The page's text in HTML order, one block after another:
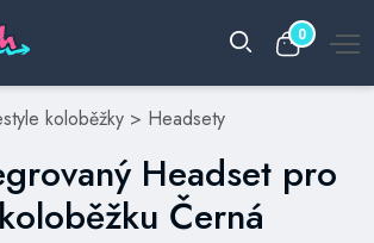
0
koloběžky > Headsety
Headset pro
Černá